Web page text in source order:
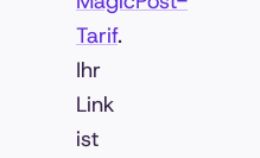
Tarif.
Ihr
Link
ist